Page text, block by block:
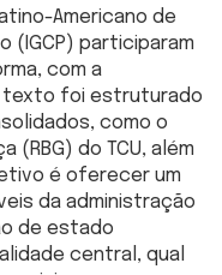
Americano de
(IGCP) participaram
com a
texto foi estruturado
como o
(RBG) do TCU, além
é oferecer um
da administração
de estado
central, qual